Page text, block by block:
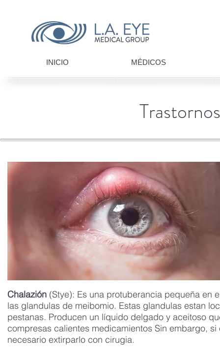
MÉDICOS
INICIO
Chalazión (Stye): Es una protuberancia pequeña
las glandulas de meibomio. Estas glandulas estan
pestanas. Producen un líquido delgado y aceitoso
compresas calientes medicamientos Sin embargo,
necesario extirparlo con cirugia.